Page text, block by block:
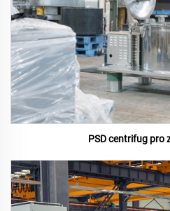
PSD centrifug pro